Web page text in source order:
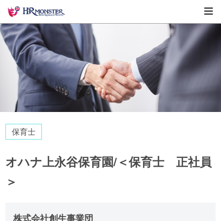
保育士
オハナ上永谷保育園/＜保育士 正社員
＞
株式会社創生事業団